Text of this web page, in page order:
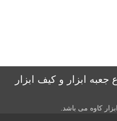
جعبه ابزار و کیف ابزار
کاوه می باشد.